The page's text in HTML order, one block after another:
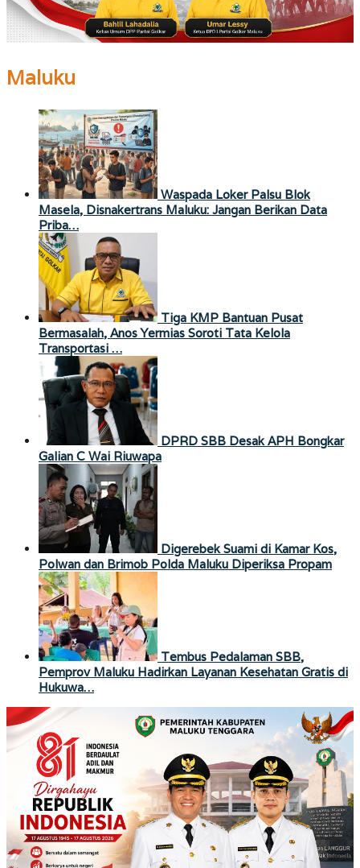
Maluku
Waspada Loker Palsu Blok
Masela, Disnakertrans Maluku: Jangan Berikan Data
Priba…
Tiga KMP Bantuan Pusat
Bermasalah, Anos Yermias Soroti Tata Kelola
Transportasi …
DPRD SBB Desak APH Bongkar
Galian C Wai Riuwapa
Digerebek Suami di Kamar Kos,
Polwan dan Brimob Polda Maluku Diperiksa Propam
Tembus Pedalaman SBB,
Pemprov Maluku Hadirkan Layanan Kesehatan Gratis di
Hukuwa…